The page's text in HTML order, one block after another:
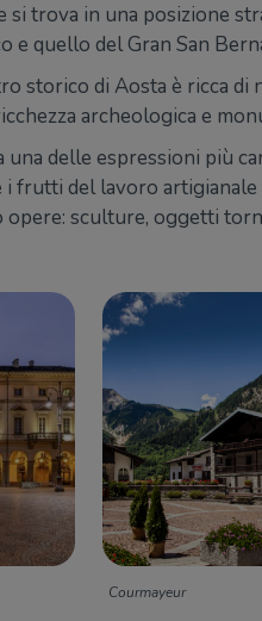
si trova in una posizione
e quello del Gran San
storico di Aosta è ricca
archeologica e
una delle espressioni più
frutti del lavoro artigianale
sculture, oggetti
Courmayeur